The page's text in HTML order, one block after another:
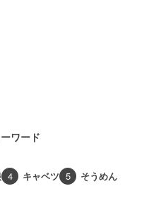
ワード
4 キャベツ 5 そうめん